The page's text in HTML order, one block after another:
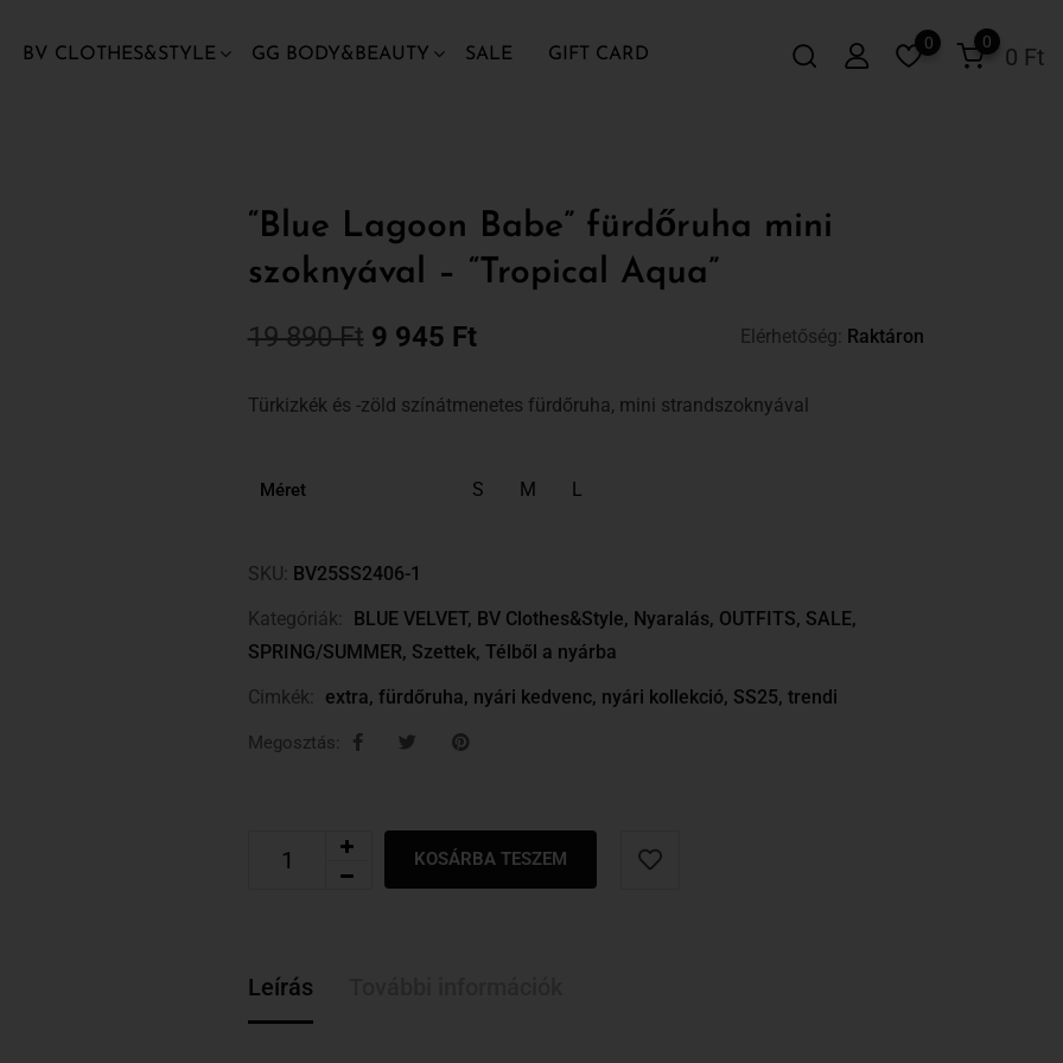
BV CLOTHES&STYLE GG BODY&BEAUTY SALE GIFT CARD 0 Ft
0
0
“Blue Lagoon Babe” fürdőruha mini
szoknyával – “Tropical Aqua”
19 890Ft 9 945 Ft Elérhetőség: Raktáron
Türkizkék és -zöld színátmenetes fürdőruha, mini strandszoknyával
Méret S M L
SKU: BV25SS2406-1
Kategóriák:
BLUE VELVET, BV Clothes&Style, Nyaralás, OUTFITS, SALE,
SPRING/SUMMER, Szettek, Télből a nyárba
Cimkék:
extra, fürdőruha, nyári kedvenc, nyári kollekció, SS25, trendi
Megosztás:
KOSÁRBA TESZEM
Leírás